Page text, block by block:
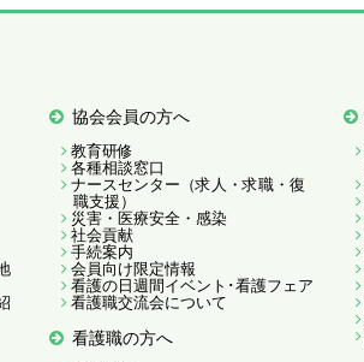
協会会員の方へ
教育研修
各種相談窓口
ナースセンター（求人・求職・復
職支援）
災害・医療安全・感染
社会貢献
手続案内
会員向け限定情報
看護の日週間イベント･看護フェア
看護職交流会について
看護職の方へ